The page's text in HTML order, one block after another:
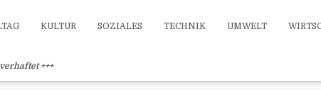
KULTUR SOZIALES TECHNIK UMWELT
+++